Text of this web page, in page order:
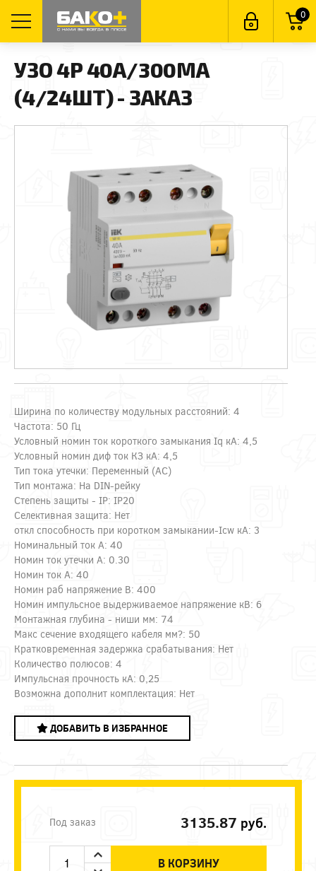
0
УЗО 4P 40А/300МА
(4/24ШТ) - ЗАКАЗ
Ширина по количеству модульных расстояний: 4
Частота: 50 Гц
Условный номин ток короткого замыкания Iq кА: 4,5
Условный номин диф ток КЗ кА: 4,5
Тип тока утечки: Переменный (AC)
Тип монтажа: На DIN-рейку
Степень защиты - IP: IP20
Селективная защита: Нет
откл способность при коротком замыкании-Icw кА: 3
Номинальный ток А: 40
Номин ток утечки А: 0.30
Номин ток А: 40
Номин раб напряжение В: 400
Номин импульсное выдерживаемое напряжение кВ: 6
Монтажная глубина - ниши мм: 74
Макс сечение входящего кабеля мм?: 50
Кратковременная задержка срабатывания: Нет
Количество полюсов: 4
Импульсная прочность кА: 0,25
Возможна дополнит комплектация: Нет
ДОБАВИТЬ В ИЗБРАННОЕ
Под заказ 3135.87 руб.
В КОРЗИНУ